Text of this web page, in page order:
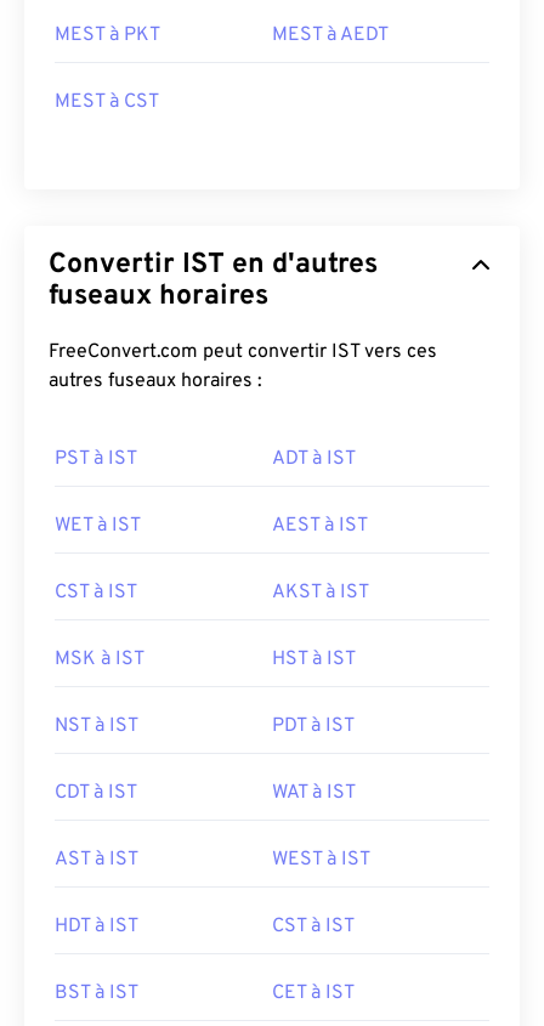
MEST à PKT MEST à AEDT
MEST à CST
Convertir IST en d'autres
fuseaux horaires
FreeConvert.com peut convertir IST vers ces
autres fuseaux horaires :
PST à IST ADT à IST
WET à IST AEST à IST
CST à IST AKST à IST
MSK à IST HST à IST
NST à IST PDT à IST
CDT à IST WAT à IST
AST à IST WEST à IST
HDT à IST CST à IST
BST à IST CET à IST